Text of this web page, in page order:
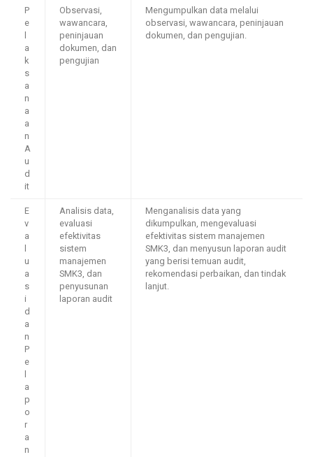
P
e
l
a
k
s
a
n
a
a
n
A
u
d
it
Observasi,
wawancara,
peninjauan
dokumen, dan
pengujian
Mengumpulkan data melalui
observasi, wawancara, peninjauan
dokumen, dan pengujian.
E
v
a
l
u
a
s
i
d
a
n
P
e
l
a
p
o
r
a
n
Analisis data,
evaluasi
efektivitas
sistem
manajemen
SMK3, dan
penyusunan
laporan audit
Menganalisis data yang
dikumpulkan, mengevaluasi
efektivitas sistem manajemen
SMK3, dan menyusun laporan audit
yang berisi temuan audit,
rekomendasi perbaikan, dan tindak
lanjut.